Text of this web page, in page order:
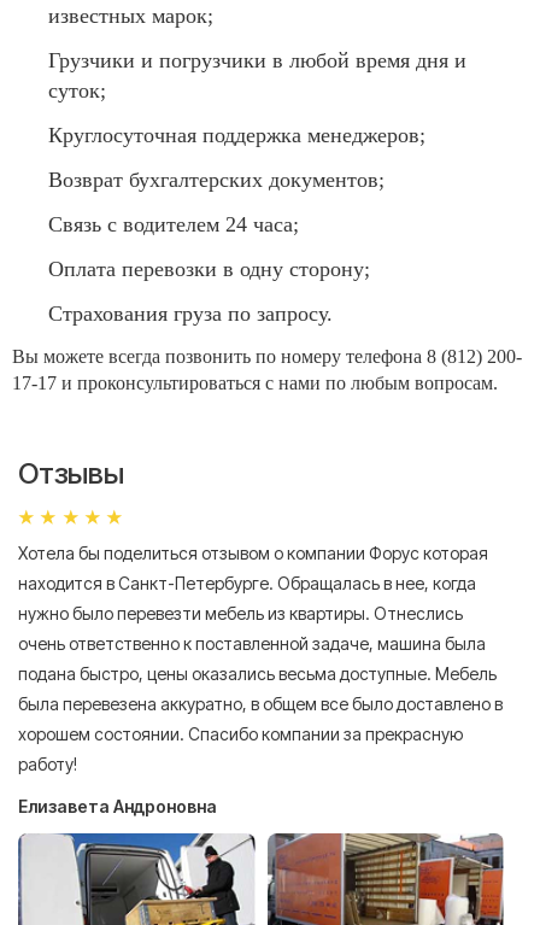
известных марок;
Грузчики и погрузчики в любой время дня и
суток;
Круглосуточная поддержка менеджеров;
Возврат бухгалтерских документов;
Связь с водителем 24 часа;
Оплата перевозки в одну сторону;
Страхования груза по запросу.
Вы можете всегда позвонить по номеру телефона 8 (812) 200-
17-17 и проконсультироваться с нами по любым вопросам.
Отзывы
Хотела бы поделиться отзывом о компании Форус которая
находится в Санкт-Петербурге. Обращалась в нее, когда
нужно было перевезти мебель из квартиры. Отнеслись
очень ответственно к поставленной задаче, машина была
подана быстро, цены оказались весьма доступные. Мебель
была перевезена аккуратно, в общем все было доставлено в
хорошем состоянии. Спасибо компании за прекрасную
работу!
Елизавета Андроновна